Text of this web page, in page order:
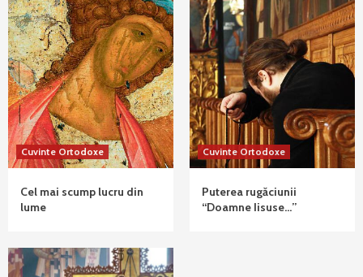
Cuvinte Ortodoxe
Cel mai scump lucru din
lume
Cuvinte Ortodoxe
Puterea rugăciunii
“Doamne Iisuse…”